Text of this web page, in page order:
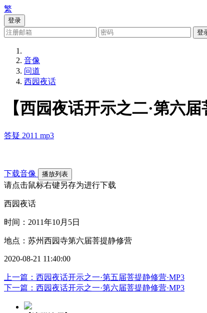
繁
登录
登
音像
问道
西园夜话
【西园夜话开示之二·第六届
答疑 2011 mp3
下载音像 播放列表
请点击鼠标右键另存为进行下载
西园夜话
时间：2011年10月5日
地点：苏州西园寺第六届菩提静修营
2020-08-21 11:40:00
上一篇：西园夜话开示之一·第五届菩提静修营·MP3
下一篇：西园夜话开示之一·第六届菩提静修营·MP3